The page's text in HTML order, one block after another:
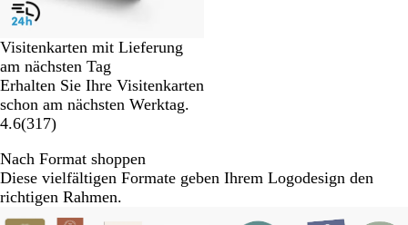
Visitenkarten mit Lieferung
am nächsten Tag
Erhalten Sie Ihre Visitenkarten
schon am nächsten Werktag.
4.6(317)
Nach Format shoppen
Diese vielfältigen Formate geben Ihrem Logodesign den
richtigen Rahmen.
Galeriebilder